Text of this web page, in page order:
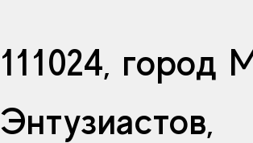
111024, город
Энтузиастов,